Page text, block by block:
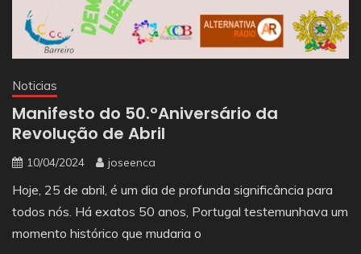
Noticias
Manifesto do 50.ºAniversário da
Revolução de Abril
10/04/2024 joseenca
Hoje, 25 de abril, é um dia de profunda significância para
todos nós. Há exatos 50 anos, Portugal testemunhava um
momento histórico que mudaria o